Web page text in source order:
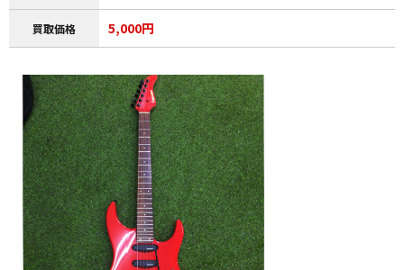
買取価格 5,000円